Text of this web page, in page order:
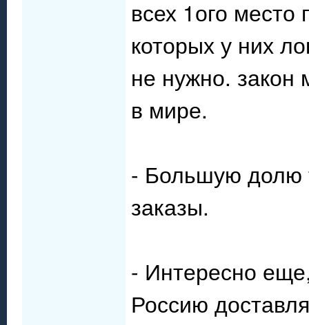
всех 1ого
которых у них
не нужно.
в мире.
- Большую долю
заказы.
- Интересно
Россию